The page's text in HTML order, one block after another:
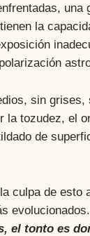
la
sin
tozudez, el
de
culpa de
el tonto es